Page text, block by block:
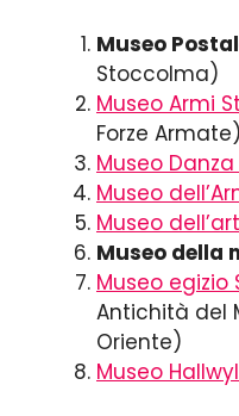
Museo
Stoccolma)
Museo Armi
Forze Armate)
Museo
Museo
Museo
Museo della
Museo
Antichità del
Oriente)
Museo